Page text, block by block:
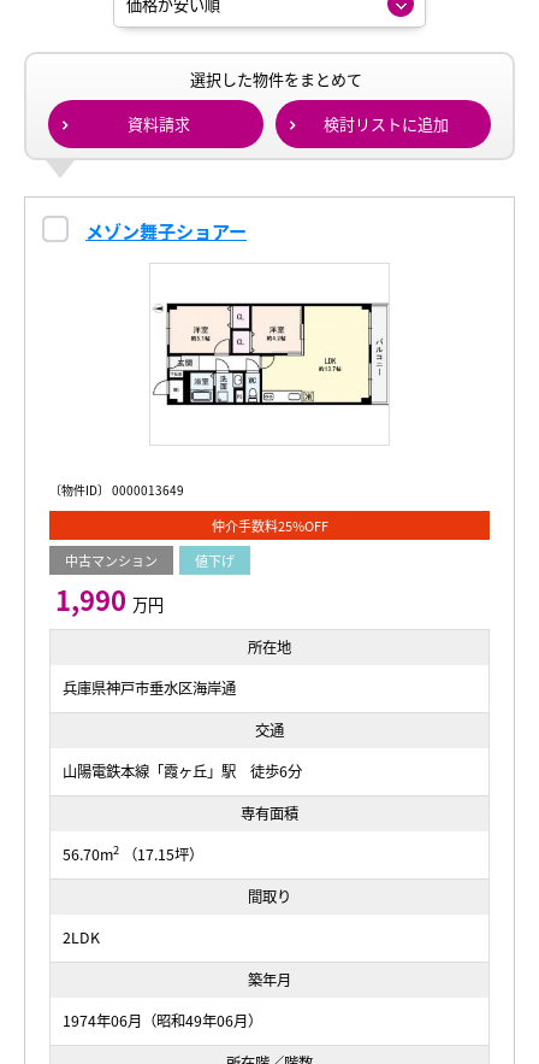
選択した物件をまとめて
資料請求
検討リストに追加
メゾン舞子ショアー
〔物件ID〕 0000013649
仲介手数料25%OFF
中古マンション
値下げ
1,990 万円
所在地
兵庫県神戸市垂水区海岸通
交通
山陽電鉄本線「霞ヶ丘」駅 徒歩6分
専有面積
56.70m2
（17.15坪）
間取り
2LDK
築年月
1974年06月（昭和49年06月）